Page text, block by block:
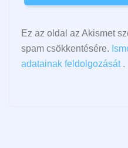
Ez az oldal az Akismet
spam csökkentésére.
adatainak feldolgozását.